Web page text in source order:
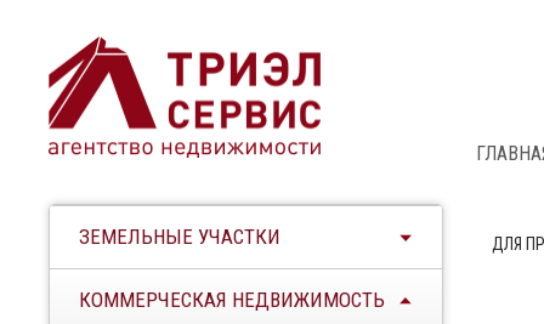
ЗЕМЕЛЬНЫЕ УЧАСТКИ
КОММЕРЧЕСКАЯ НЕДВИЖИМОСТЬ
ДЛЯ